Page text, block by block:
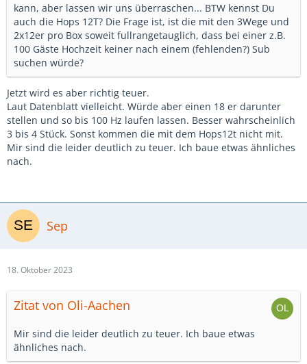
kann, aber lassen wir uns überraschen... BTW kennst Du
auch die Hops 12T? Die Frage ist, ist die mit den 3Wege und
2x12er pro Box soweit fullrangetauglich, dass bei einer z.B.
100 Gäste Hochzeit keiner nach einem (fehlenden?) Sub
suchen würde?
Jetzt wird es aber richtig teuer.
Laut Datenblatt vielleicht. Würde aber einen 18 er darunter
stellen und so bis 100 Hz laufen lassen. Besser wahrscheinlich
3 bis 4 Stück. Sonst kommen die mit dem Hops12t nicht mit.
Mir sind die leider deutlich zu teuer. Ich baue etwas ähnliches
nach.
Sep
18. Oktober 2023
Zitat von Oli-Aachen
Mir sind die leider deutlich zu teuer. Ich baue etwas
ähnliches nach.